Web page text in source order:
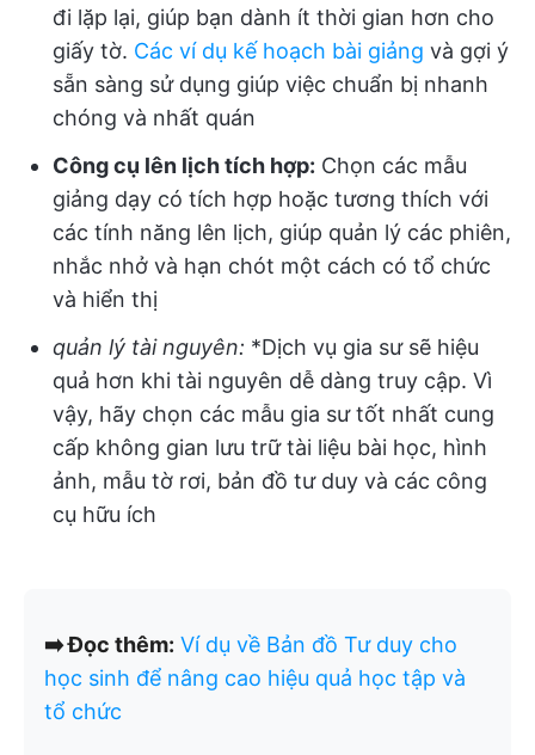
đi lặp lại, giúp bạn dành ít thời gian hơn cho
giấy tờ. Các ví dụ kế hoạch bài giảng và gợi ý
sẵn sàng sử dụng giúp việc chuẩn bị nhanh
chóng và nhất quán
Công cụ lên lịch tích hợp: Chọn các mẫu
giảng dạy có tích hợp hoặc tương thích với
các tính năng lên lịch, giúp quản lý các phiên,
nhắc nhở và hạn chót một cách có tổ chức
và hiển thị
quản lý tài nguyên: *Dịch vụ gia sư sẽ hiệu
quả hơn khi tài nguyên dễ dàng truy cập. Vì
vậy, hãy chọn các mẫu gia sư tốt nhất cung
cấp không gian lưu trữ tài liệu bài học, hình
ảnh, mẫu tờ rơi, bản đồ tư duy và các công
cụ hữu ích
➡️ Đọc thêm: Ví dụ về Bản đồ Tư duy cho
học sinh để nâng cao hiệu quả học tập và
tổ chức